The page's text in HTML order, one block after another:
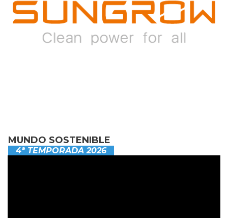
MUNDO SOSTENIBLE
4ª TEMPORADA 2026